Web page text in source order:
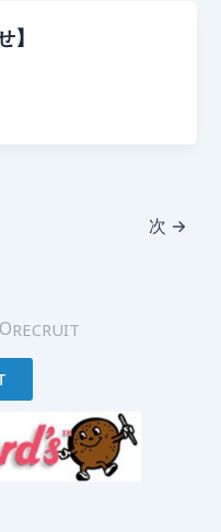
】
次 →
RECRUIT